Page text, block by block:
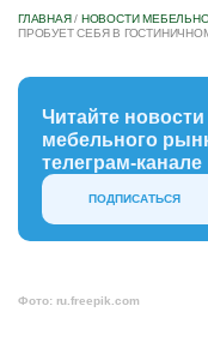
ГЛАВНАЯ/ НОВОСТИ
ПРОБУЕТ СЕБЯ В
Читайте
мебельного
телеграм-канале
ПОДПИСАТЬСЯ
Фото: ru.freepik.com